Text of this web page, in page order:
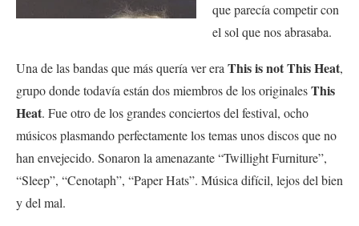
que parecía competir con
el sol que nos abrasaba.
Una de las bandas que más quería ver eraThis is not This Heat,
grupo donde todavía están dos miembros de los originalesThis
Heat. Fue otro de los grandes conciertos del festival, ocho
músicos plasmando perfectamente los temas unos discos que no
han envejecido. Sonaron la amenazante “Twillight Furniture”,
“Sleep”, “Cenotaph”, “Paper Hats”. Música difícil, lejos del bien
y del mal.